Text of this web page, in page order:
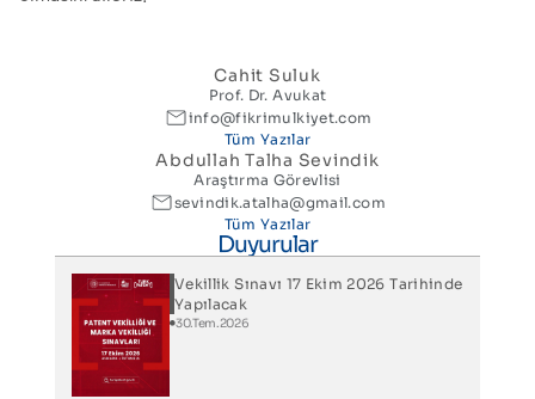
Cahit Suluk
Prof. Dr. Avukat
info@fikrimulkiyet.com
Tüm Yazılar
Abdullah Talha Sevindik
Araştırma Görevlisi
sevindik.atalha@gmail.com
Tüm Yazılar
Duyurular
Vekillik Sınavı 17 Ekim 2026 Tarihinde
Yapılacak
30.Tem.2026